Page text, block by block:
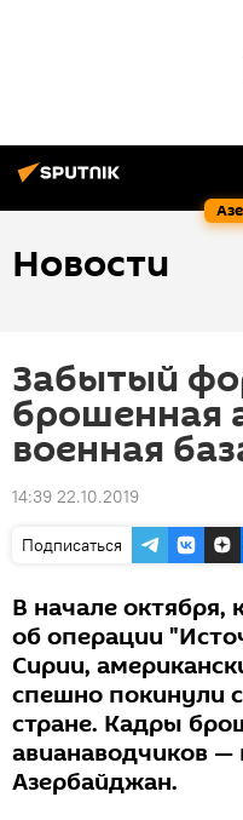
Новости
Забытый
брошенная
военная
14:39 22.10.2019
Подписаться
В начале октября,
об операции
Сирии,
спешно покинули
стране. Кадры
авианаводчиков
Азербайджан.